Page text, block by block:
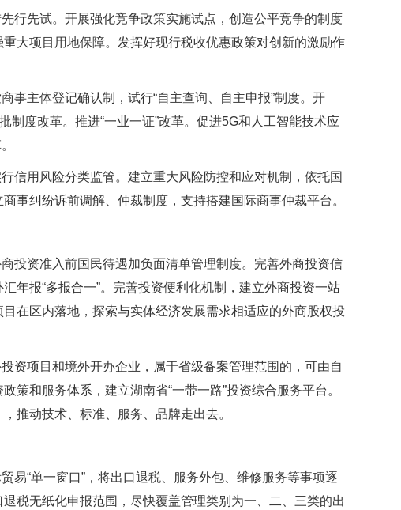
行先试。开展强化竞争政策实施试点，创造公平竞争的制度
大项目用地保障。发挥好现行税收优惠政策对创新的激励作
事主体登记确认制，试行“自主查询、自主申报”制度。开
制度改革。推进“一业一证”改革。促进5G和人工智能技术应
信用风险分类监管。建立重大风险防控和应对机制，依托国
事纠纷诉前调解、仲裁制度，支持搭建国际商事仲裁平台。
投资准入前国民待遇加负面清单管理制度。完善外商投资信
年报“多报合一”。完善投资便利化机制，建立外商投资一站
在区内落地，探索与实体经济发展需求相适应的外商股权投
资项目和境外开办企业，属于省级备案管理范围的，可由自
策和服务体系，建立湖南省“一带一路”投资综合服务平台。
推动技术、标准、服务、品牌走出去。
易“单一窗口”，将出口退税、服务外包、维修服务等事项逐
税无纸化申报范围，尽快覆盖管理类别为一、二、三类的出